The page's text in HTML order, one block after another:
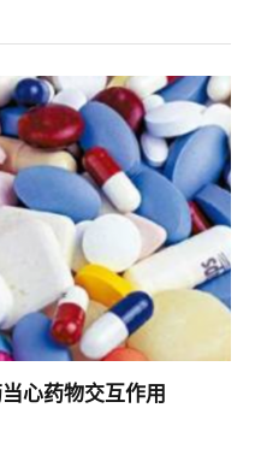
心药物交互作用